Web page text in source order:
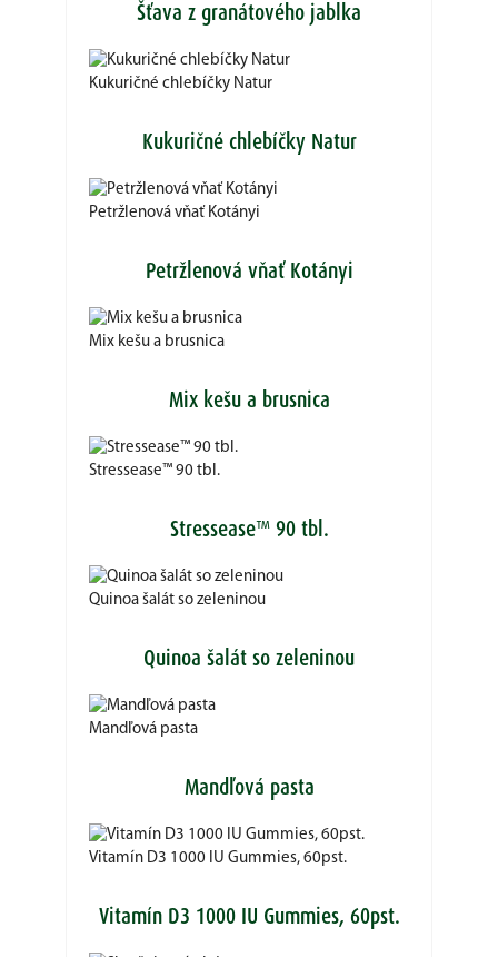
Šťava z granátového jablka
Kukuričné chlebíčky Natur
Kukuričné chlebíčky Natur
Petržlenová vňať Kotányi
Petržlenová vňať Kotányi
Mix kešu a brusnica
Mix kešu a brusnica
Stressease™ 90 tbl.
Stressease™ 90 tbl.
Quinoa šalát so zeleninou
Quinoa šalát so zeleninou
Mandľová pasta
Mandľová pasta
Vitamín D3 1000 IU Gummies, 60pst.
Vitamín D3 1000 IU Gummies, 60pst.